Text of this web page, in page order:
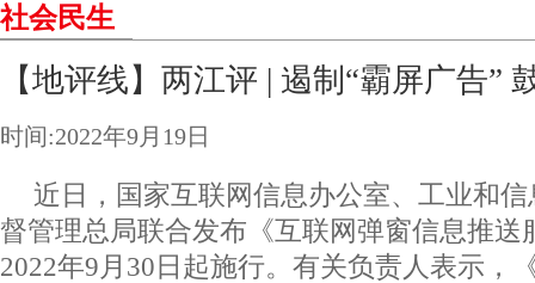
社会民生
【地评线】两江评 | 遏制“霸屏广告”
时间:2022年9月19日
近日，国家互联网信息办公室、工业和
督管理总局联合发布《互联网弹窗信息推送
2022年9月30日起施行。有关负责人表示，